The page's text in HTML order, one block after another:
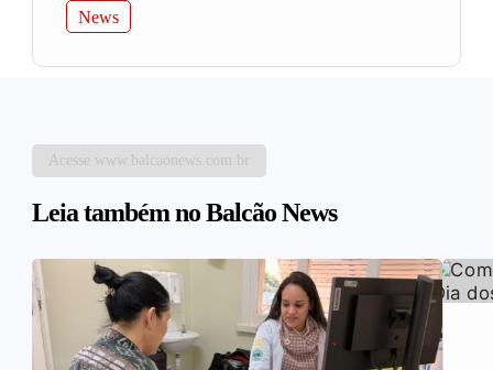
News
Acesse www.balcaonews.com.br
Leia também no Balcão News